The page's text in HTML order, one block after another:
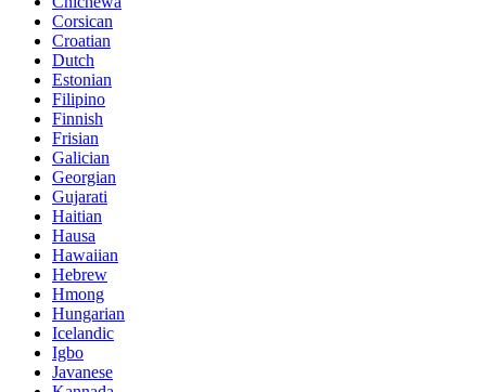
Corsican
Croatian
Dutch
Estonian
Filipino
Finnish
Frisian
Galician
Georgian
Gujarati
Haitian
Hausa
Hawaiian
Hebrew
Hmong
Hungarian
Icelandic
Igbo
Javanese